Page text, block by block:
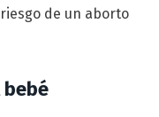
de un aborto
bebé